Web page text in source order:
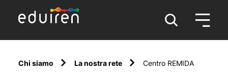
Chi siamo La nostra rete Centro REMIDA